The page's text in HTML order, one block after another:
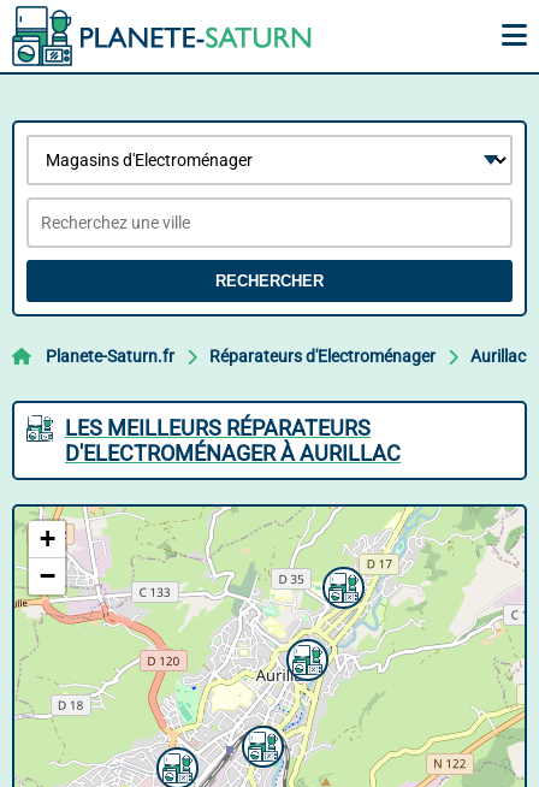
RECHERCHER
Planete-Saturn.fr Réparateurs d'Electroménager Aurillac
LES MEILLEURS RÉPARATEURS
D'ELECTROMÉNAGER À AURILLAC
+
−